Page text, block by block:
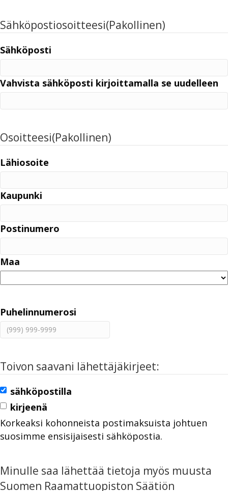
Sähköpostiosoitteesi(Pakollinen)
Sähköposti
Vahvista sähköposti kirjoittamalla se uudelleen
Osoitteesi(Pakollinen)
Lähiosoite
Kaupunki
Postinumero
Maa
Puhelinnumerosi
Toivon saavani lähettäjäkirjeet:
sähköpostilla
kirjeenä
Korkeaksi kohonneista postimaksuista johtuen
suosimme ensisijaisesti sähköpostia.
Minulle saa lähettää tietoja myös muusta
Suomen Raamattuopiston Säätiön